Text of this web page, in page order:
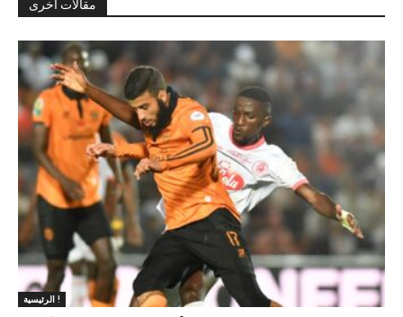
مقالات أخرى
الرئيسية !